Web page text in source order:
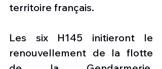
territoire français.
Les six H145 initieront le
renouvellement de la flotte